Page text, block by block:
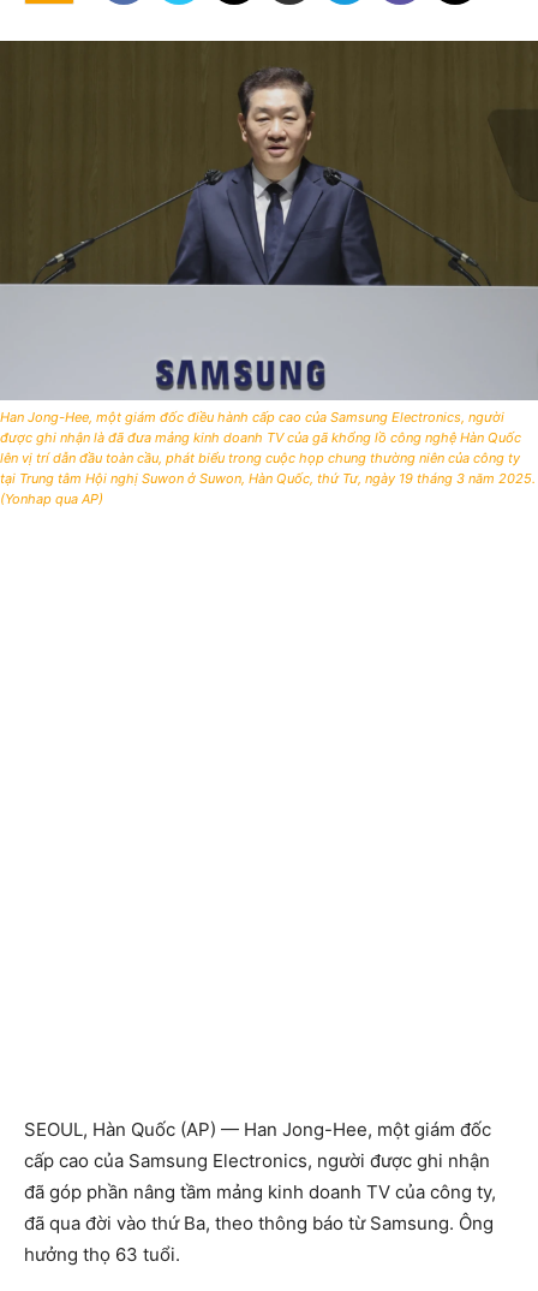
Han Jong-Hee, một giám đốc điều hành cấp cao của Samsung Electronics, người
được ghi nhận là đã đưa mảng kinh doanh TV của gã khổng lồ công nghệ Hàn Quốc
lên vị trí dẫn đầu toàn cầu, phát biểu trong cuộc họp chung thường niên của công ty
tại Trung tâm Hội nghị Suwon ở Suwon, Hàn Quốc, thứ Tư, ngày 19 tháng 3 năm 2025.
(Yonhap qua AP)
SEOUL, Hàn Quốc (AP) — Han Jong-Hee, một giám đốc
cấp cao của Samsung Electronics, người được ghi nhận
đã góp phần nâng tầm mảng kinh doanh TV của công ty,
đã qua đời vào thứ Ba, theo thông báo từ Samsung. Ông
hưởng thọ 63 tuổi.